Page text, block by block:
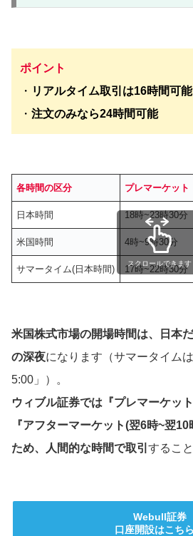
ポイント
・ リアルタイム取引は16時間可能
・ 注文のみなら24時間可能
各時間の区分 プレマーケット
日本時間 18時~23時30分
米国時間 4時~9時30分
サマータイム(日本時間) 17時~22時30分
スクロールできます
米国株式市場の開場時間は、日本
の深夜になります（サマータイム
5:00」）。
ウィブル証券では『プレマーケッ
『アフターマーケット(翌6時~翌
ため、人間的な時間で取引 するこ
Webull証券
口座開設はこち